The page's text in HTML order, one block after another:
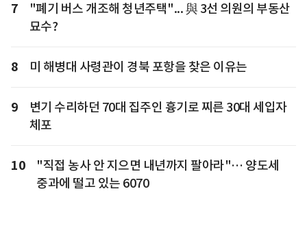
7
"폐기 버스 개조해 청년주택"... 與 3선 의원의 부동산
묘수?
8 미 해병대 사령관이 경북 포항을 찾은 이유는
9
변기 수리하던 70대 집주인 흉기로 찌른 30대 세입자
체포
10
"직접 농사 안 지으면 내년까지 팔아라"… 양도세
중과에 떨고 있는 6070